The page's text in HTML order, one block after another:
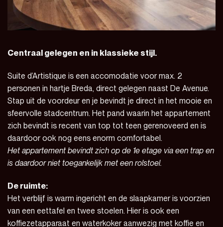
Centraal gelegen en in klassieke stijl.
Suite d’Artistique is een accomodatie voor max. 2
personen in hartje Breda, direct gelegen naast De Avenue.
Stap uit de voordeur en je bevindt je direct in het mooie en
sfeervolle stadcentrum. Het pand waarin het appartement
zich bevindt is recent van top tot teen gerenoveerd en is
daardoor ook nog eens enorm comfortabel.
Het appartement bevindt zich op de 1e etage via een trap en
is daardoor niet toegankelijk met een rolstoel.
De ruimte:
Het verblijf is warm ingericht en de slaapkamer is voorzien
van een eettafel en twee stoelen. Hier is ook een
koffiezetapparaat en waterkoker aanwezig met koffie en